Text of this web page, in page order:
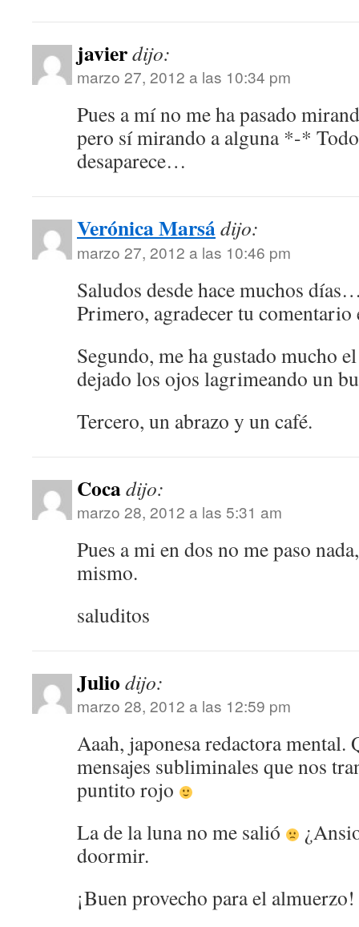
javierdijo:
marzo 27, 2012 a las 10:34 pm
Pues a mí no me ha pasado
pero sí mirando a alguna *-*
desaparece…
Verónica Marsádijo:
marzo 27, 2012 a las 10:46 pm
Saludos desde hace muchos
Primero, agradecer tu
Segundo, me ha gustado mucho
dejado los ojos lagrimeando un
Tercero, un abrazo y un café.
Cocadijo:
marzo 28, 2012 a las 5:31 am
Pues a mi en dos no me paso
mismo.
saluditos
Julio dijo:
marzo 28, 2012 a las 12:59 pm
Aaah, japonesa redactora mental.
mensajes subliminales que nos
puntito rojo
La de la luna no me salió
doormir.
¡Buen provecho para el almuerzo!